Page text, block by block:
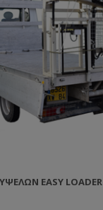
EASY LOADER